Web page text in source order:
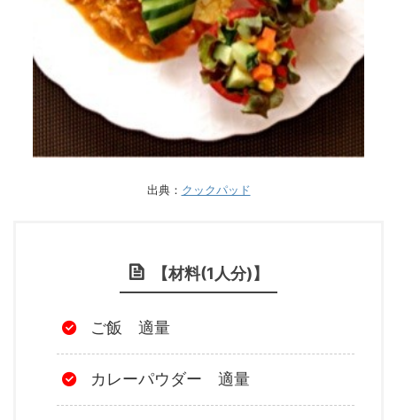
出典： クックパッド
【材料(1人分)】
ご飯 適量
カレーパウダー 適量